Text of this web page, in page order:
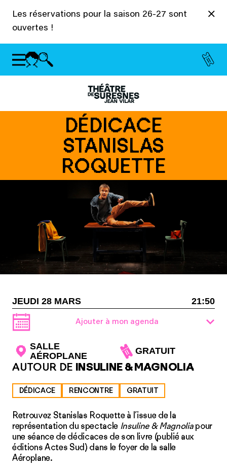
Les réservations pour la saison 26-27 sont
ouvertes !
DÉDICACE
STANISLAS
ROQUETTE
JEUDI 28 MARS 21:50
Ajouter à mon agenda
SALLE
AÉROPLANE
GRATUIT
AUTOUR DE INSULINE & MAGNOLIA
DÉDICACE RENCONTRE GRATUIT
Retrouvez Stanislas Roquette à l’issue de la
représentation du spectacle Insuline & Magnoliapour
une séance de dédicaces de son livre (publié aux
éditions Actes Sud) dans le foyer de la salle
Aéroplane.